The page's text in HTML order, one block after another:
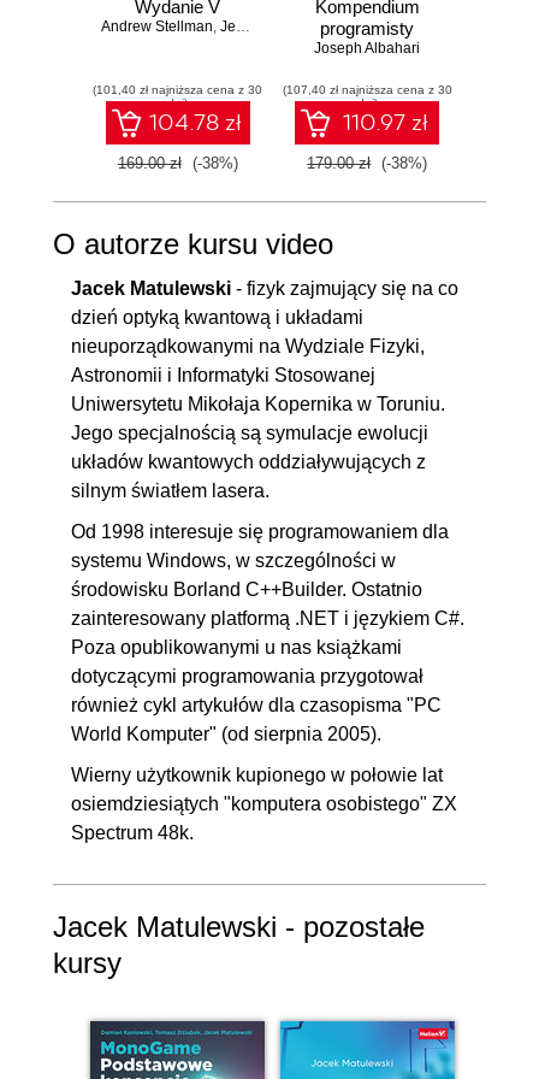
9.8. Implementacja wzorca
00:07:27
10. Metoda szablonowa 00:12:15
10.1. Wprowadzenie
10.2. Implementacja wzorca
00:04:58
konkretnych i testowanie
11. Obserwator 00:28:14
11.1. Wprowadzenie
00:01:31
11.2. Implementacja
standardowego wzorca
obserwator
00:06:54
11.3. Zdarzenia
IObserver i IObservable z
platformy .NET
12. Polecenie 00:25:02
12.1. Wprowadzenie
00:01:33
12.2. Implementacja wzorca
00:09:30
12.3. Uogólnienie: klasa
RelayCommand
13.2. MVC: model i widok
00:10:53
13.3. MVC: kontroler
00:07:41
Wydanie V
Andrew Stellman, Jennifer Greene
(101,40 zł najniższa cena z 30
dni)
104.78 zł
169.00 zł (-38%)
Kompendium
programisty
Joseph Albahari
(107,40 zł najniższa cena z 30
dni)
110.97 zł
179.00 zł (-38%)
O autorze kursu video
Jacek Matulewski - fizyk zajmujący się na co
dzień optyką kwantową i układami
nieuporządkowanymi na Wydziale Fizyki,
Astronomii i Informatyki Stosowanej
Uniwersytetu Mikołaja Kopernika w Toruniu.
Jego specjalnością są symulacje ewolucji
układów kwantowych oddziaływujących z
silnym światłem lasera.
Od 1998 interesuje się programowaniem dla
systemu Windows, w szczególności w
środowisku Borland C++Builder. Ostatnio
zainteresowany platformą .NET i językiem C#.
Poza opublikowanymi u nas książkami
dotyczącymi programowania przygotował
również cykl artykułów dla czasopisma "PC
World Komputer" (od sierpnia 2005).
Wierny użytkownik kupionego w połowie lat
osiemdziesiątych "komputera osobistego" ZX
Spectrum 48k.
Jacek Matulewski - pozostałe
kursy